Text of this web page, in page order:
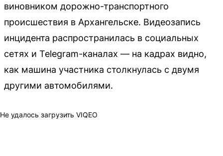
виновником дорожно-транспортного
происшествия в Архангельске. Видеозапись
инцидента распространилась в социальных
сетях и Telegram-каналах — на кадрах видно,
как машина участника столкнулась с двумя
другими автомобилями.
Не удалось загрузить VIQEO